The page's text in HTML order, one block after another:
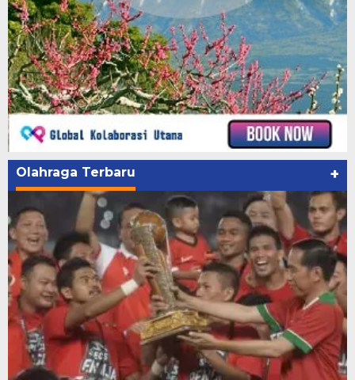
Olahraga Terbaru +